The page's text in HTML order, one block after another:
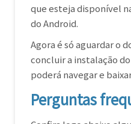
que esteja disponível
do Android.
Agora é só aguardar o
concluir a instalação
poderá navegar e
Perguntas